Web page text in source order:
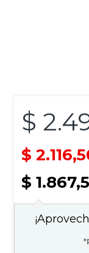
$
$
$